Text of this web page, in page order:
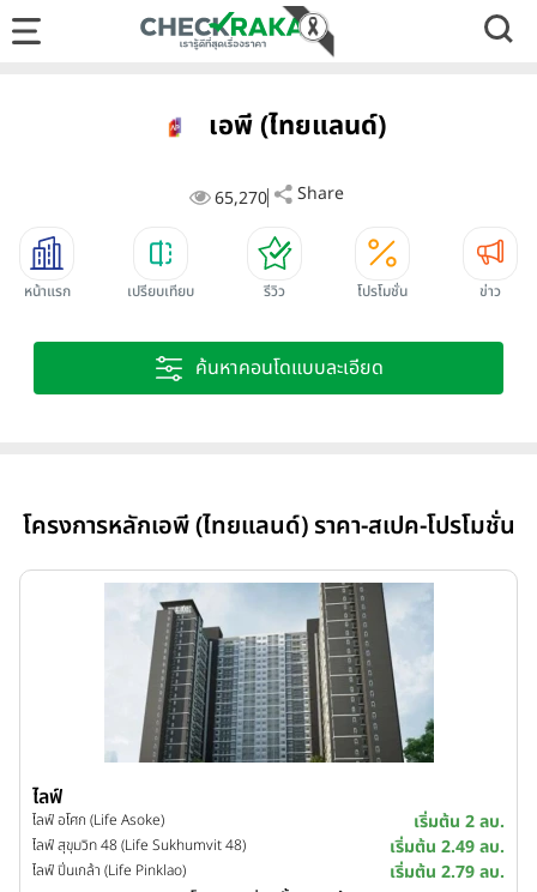
เอพี (ไทยแลนด์)
65,270 Share
หน้าแรก เปรียบเทียบ รีวิว โปรโมชั่น ข่าว
ค้นหาคอนโดแบบละเอียด
โครงการหลักเอพี (ไทยแลนด์) ราคา-สเปค-โปรโมชั่น
ไลฟ์
ไลฟ์ อโศก (Life Asoke) เริ่มต้น 2 ลบ.
ไลฟ์ สุขุมวิท 48 (Life Sukhumvit 48) เริ่มต้น 2.49 ลบ.
ไลฟ์ ปิ่นเกล้า (Life Pinklao)
เริ่มต้น 2.79 ลบ.